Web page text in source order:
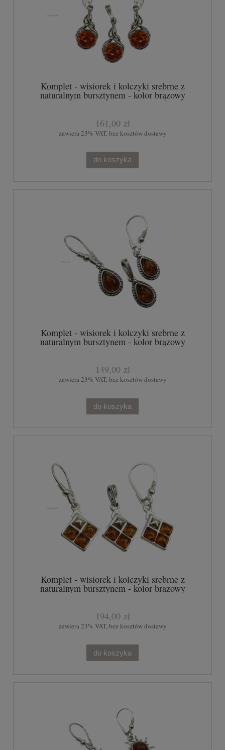
Komplet - wisiorek i kolczyki srebrne z
naturalnym bursztynem - kolor brązowy
161,00 zł
zawiera 23% VAT, bez kosztów dostawy
do koszyka
Komplet - wisiorek i kolczyki srebrne z
naturalnym bursztynem - kolor brązowy
149,00 zł
zawiera 23% VAT, bez kosztów dostawy
do koszyka
Komplet - wisiorek i kolczyki srebrne z
naturalnym bursztynem - kolor brązowy
194,00 zł
zawiera 23% VAT, bez kosztów dostawy
do koszyka